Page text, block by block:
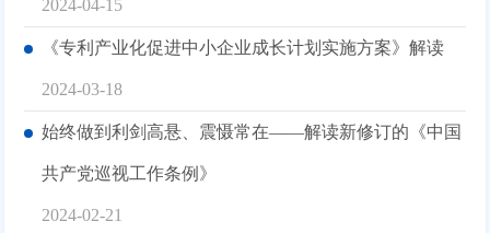
2024-04-15
《专利产业化促进中小企业成长计划实施方案》解读
2024-03-18
始终做到利剑高悬、震慑常在——解读新修订的《中国
共产党巡视工作条例》
2024-02-21